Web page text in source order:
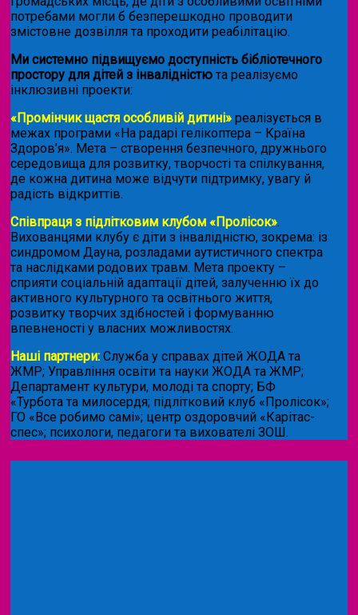
потребами могли б безперешкодно проводити
змістовне дозвілля та проходити реабілітацію.
Ми системно підвищуємо доступність бібліотечного
простору для дітей з інвалідністю та реалізуємо
інклюзивні проекти:
«Промінчик щастя особливій дитині» реалізується в
межах програми «На радарі гелікоптера – Країна
Здоров’я». Мета – створення безпечного, дружнього
середовища для розвитку, творчості та спілкування,
де кожна дитина може відчути підтримку, увагу й
радість відкриттів.
Співпраця з підлітковим клубом «Пролісок».
Вихованцями клубу є діти з інвалідністю, зокрема: із
синдромом Дауна, розладами аутистичного спектра
та наслідками родових травм. Мета проекту –
сприяти соціальній адаптації дітей, залученню їх до
активного культурного та освітнього життя,
розвитку творчих здібностей і формуванню
впевненості у власних можливостях.
Наші партнери: Служба у справах дітей ЖОДА та
ЖМР; Управління освіти та науки ЖОДА та ЖМР;
Департамент культури, молоді та спорту; БФ
«Турбота та милосердя; підлітковий клуб «Пролісок»;
ГО «Все робимо самі»; центр оздоровчий «Карітас-
спес»; психологи, педагоги та вихователі ЗОШ.